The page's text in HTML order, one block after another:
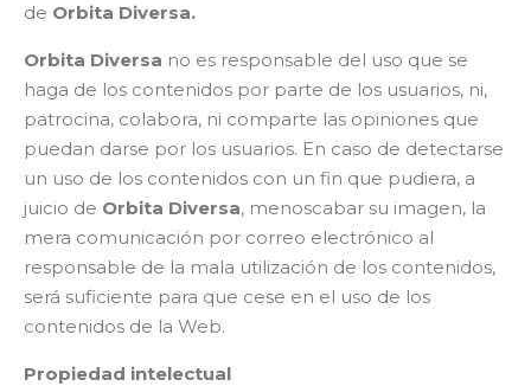
de Orbita Diversa.
Orbita Diversa no es responsable del uso que se
haga de los contenidos por parte de los usuarios, ni,
patrocina, colabora, ni comparte las opiniones que
puedan darse por los usuarios. En caso de detectarse
un uso de los contenidos con un fin que pudiera, a
juicio de Orbita Diversa, menoscabar su imagen, la
mera comunicación por correo electrónico al
responsable de la mala utilización de los contenidos,
será suficiente para que cese en el uso de los
contenidos de la Web.
Propiedad intelectual